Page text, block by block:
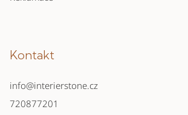
Kontakt
info@interierstone.cz
720877201